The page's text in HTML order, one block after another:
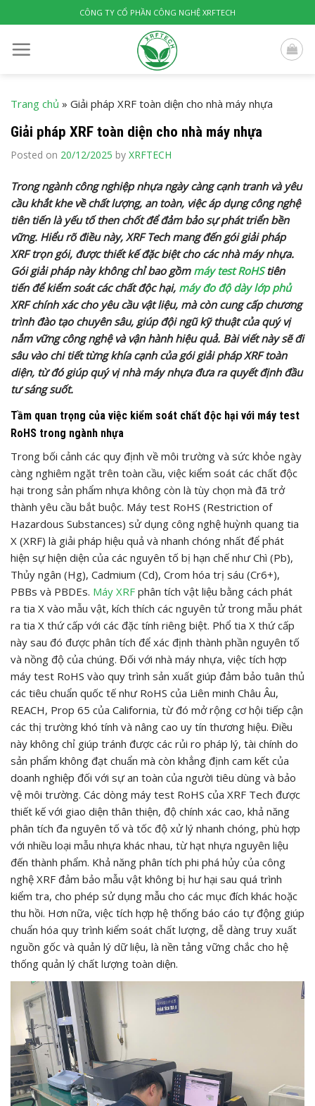
to
content
CÔNG TY CỔ PHẦN CÔNG NGHỆ XRFTECH
Trang chủ » Giải pháp XRF toàn diện cho nhà máy nhựa
Giải pháp XRF toàn diện cho nhà máy nhựa
Posted on 20/12/2025 by XRFTECH
Trong ngành công nghiệp nhựa ngày càng cạnh tranh và yêu
cầu khắt khe về chất lượng, an toàn, việc áp dụng công nghệ
tiên tiến là yếu tố then chốt để đảm bảo sự phát triển bền
vững. Hiểu rõ điều này, XRF Tech mang đến gói giải pháp
XRF trọn gói, được thiết kế đặc biệt cho các nhà máy nhựa.
Gói giải pháp này không chỉ bao gồm máy test RoHStiên
tiến để kiểm soát các chất độc hại, máy đo độ dày lớp phủ
XRF chính xác cho yêu cầu vật liệu, mà còn cung cấp chương
trình đào tạo chuyên sâu, giúp đội ngũ kỹ thuật của quý vị
nắm vững công nghệ và vận hành hiệu quả. Bài viết này sẽ đi
sâu vào chi tiết từng khía cạnh của gói giải pháp XRF toàn
diện, từ đó giúp quý vị nhà máy nhựa đưa ra quyết định đầu
tư sáng suốt.
Tầm quan trọng của việc kiểm soát chất độc hại với máy test
RoHS trong ngành nhựa
Trong bối cảnh các quy định về môi trường và sức khỏe ngày
càng nghiêm ngặt trên toàn cầu, việc kiểm soát các chất độc
hại trong sản phẩm nhựa không còn là tùy chọn mà đã trở
thành yêu cầu bắt buộc. Máy test RoHS (Restriction of
Hazardous Substances) sử dụng công nghệ huỳnh quang tia
X (XRF) là giải pháp hiệu quả và nhanh chóng nhất để phát
hiện sự hiện diện của các nguyên tố bị hạn chế như Chì (Pb),
Thủy ngân (Hg), Cadmium (Cd), Crom hóa trị sáu (Cr6+),
PBBs và PBDEs. Máy XRF phân tích vật liệu bằng cách phát
ra tia X vào mẫu vật, kích thích các nguyên tử trong mẫu phát
ra tia X thứ cấp với các đặc tính riêng biệt. Phổ tia X thứ cấp
này sau đó được phân tích để xác định thành phần nguyên tố
và nồng độ của chúng. Đối với nhà máy nhựa, việc tích hợp
máy test RoHS vào quy trình sản xuất giúp đảm bảo tuân thủ
các tiêu chuẩn quốc tế như RoHS của Liên minh Châu Âu,
REACH, Prop 65 của California, từ đó mở rộng cơ hội tiếp cận
các thị trường khó tính và nâng cao uy tín thương hiệu. Điều
này không chỉ giúp tránh được các rủi ro pháp lý, tài chính do
sản phẩm không đạt chuẩn mà còn khẳng định cam kết của
doanh nghiệp đối với sự an toàn của người tiêu dùng và bảo
vệ môi trường. Các dòng máy test RoHS của XRF Tech được
thiết kế với giao diện thân thiện, độ chính xác cao, khả năng
phân tích đa nguyên tố và tốc độ xử lý nhanh chóng, phù hợp
với nhiều loại mẫu nhựa khác nhau, từ hạt nhựa nguyên liệu
đến thành phẩm. Khả năng phân tích phi phá hủy của công
nghệ XRF đảm bảo mẫu vật không bị hư hại sau quá trình
kiểm tra, cho phép sử dụng mẫu cho các mục đích khác hoặc
thu hồi. Hơn nữa, việc tích hợp hệ thống báo cáo tự động giúp
chuẩn hóa quy trình kiểm soát chất lượng, dễ dàng truy xuất
nguồn gốc và quản lý dữ liệu, là nền tảng vững chắc cho hệ
thống quản lý chất lượng toàn diện.